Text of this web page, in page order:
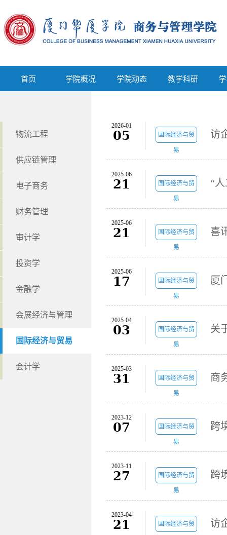
首页 学院概况 学院动态 教学科研
物流工程
供应链管理
电子商务
财务管理
审计学
投资学
金融学
会展经济与管理
国际经济与贸易
会计学
2026-01
05 访
国际经济与贸
易
2025-06
21 国际经济与贸
易
2025-06
21 国际经济与贸
易
2025-06
17 厦
国际经济与贸
易
2025-04
03 关
国际经济与贸
易
2025-03
31 国际经济与贸
易
2023-12
07 跨
国际经济与贸
易
2023-11
27 国际经济与贸
易
2023-04
21 访
国际经济与贸